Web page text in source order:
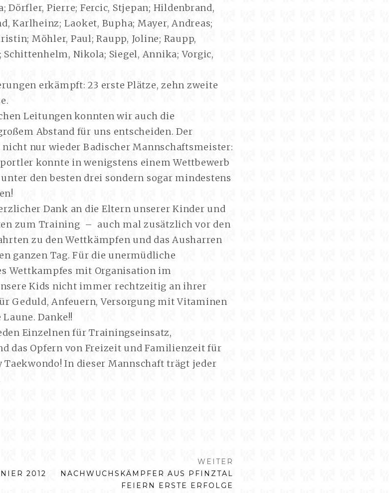
Dörfler, Pierre; Fercic, Stjepan; Hildenbrand,
Karlheinz; Laoket, Bupha; Mayer, Andreas;
Möhler, Paul; Raupp, Joline; Raupp,
Nikola; Siegel, Annika; Vorgic,
erkämpft: 23 erste Plätze, zehn zweite
Leitungen konnten wir auch die
Abstand für uns entscheiden. Der
nicht nur wieder Badischer Mannschaftsmeister:
konnte in wenigstens einem Wettbewerb
den besten drei sondern sogar mindestens
Dank an die Eltern unserer Kinder und
zum Training – auch mal zusätzlich vor den
zu den Wettkämpfen und das Ausharren
ganzen Tag. Für die unermüdliche
Wettkampfes mit Organisation im
Kids nicht immer rechtzeitig an ihrer
Geduld, Anfeuern, Versorgung mit Vitaminen
Danke!!
Einzelnen für Trainingseinsatz,
das Opfern von Freizeit und Familienzeit für
Taekwondo! In dieser Mannschaft trägt jeder
2012
WEITER
NÄCHSTER
NACHWUCHSKÄMPFER AUS PFINZTAL
FEIERN ERSTE ERFOLGE